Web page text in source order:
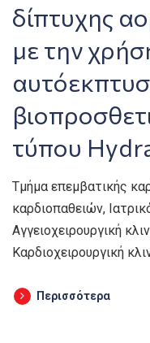
δίπτυχης
με την
τύπου
Τμήμα επεμβατικής
καρδιοπαθειών,
Αγγειοχειρουργική
Καρδιοχειρουργική
Περισσότερα